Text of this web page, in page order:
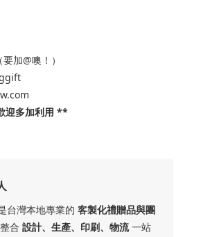
加@噢！）
迎多加利用 **
台灣本地專業的 客製化禮贈品與團
整合 設計、生產、印刷、物流一站